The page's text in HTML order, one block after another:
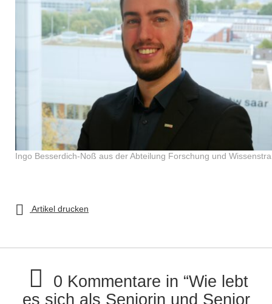
Ingo Besserdich-Noß aus der Abteilung Forschung und
 Artikel drucken

0 Kommentare in “Wie lebt
es sich als Seniorin und Senior